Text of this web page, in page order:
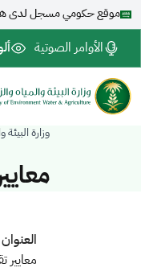
موقع حكومي مسجل لدى
الأوامر الصوتية
وزارة البيئة
العنوان
معايير